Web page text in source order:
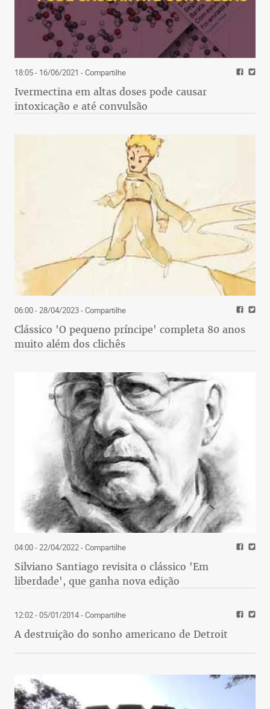
Com Deus no BID e no coração, desejo a todos os
atleticanos um feliz Natal e um ano novo próspero
em Conquistadores da América e Brasileirão. Volto
em 2019, se ainda houver Brasil.
18:05 - 16/06/2021 - Compartilhe
Ivermectina em altas doses pode causar
intoxicação e até convulsão
06:00 - 28/04/2023- Compartilhe
Clássico 'O pequeno príncipe' completa 80 anos
muito além dos clichês
04:00 - 22/04/2022- Compartilhe
Silviano Santiago revisita o clássico 'Em
liberdade', que ganha nova edição
12:02 - 05/01/2014- Compartilhe
A destruição do sonho americano de Detroit